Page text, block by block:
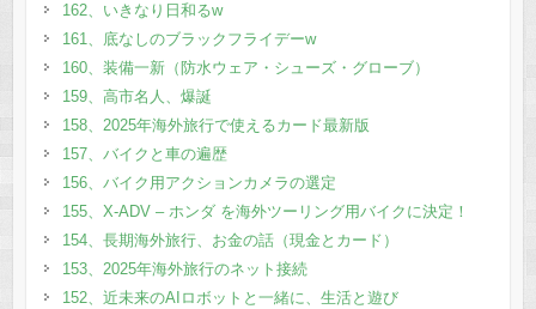
162、いきなり日和るw
161、底なしのブラックフライデーw
160、装備一新（防水ウェア・シューズ・グローブ）
159、高市名人、爆誕
158、2025年海外旅行で使えるカード最新版
157、バイクと車の遍歴
156、バイク用アクションカメラの選定
155、X-ADV – ホンダ を海外ツーリング用バイクに決定！
154、長期海外旅行、お金の話（現金とカード）
153、2025年海外旅行のネット接続
152、近未来のAIロボットと一緒に、生活と遊び